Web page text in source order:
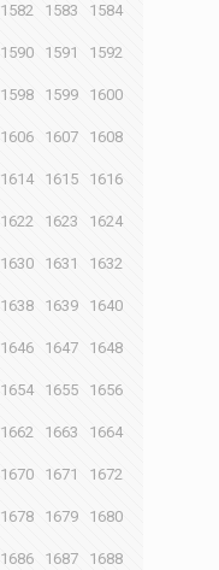
1582 1583 1584
1590 1591 1592
1598 1599 1600
1606 1607 1608
1614 1615 1616
1622 1623 1624
1630 1631 1632
1638 1639 1640
1646 1647 1648
1654 1655 1656
1662 1663 1664
1670 1671 1672
1678 1679 1680
1686 1687 1688